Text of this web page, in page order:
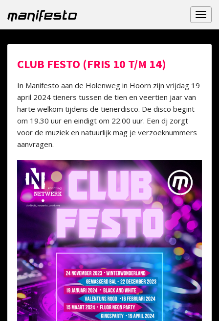
CLUB FESTO (FRIS 10 T/M 14)
In Manifesto aan de Holenweg in Hoorn zijn vrijdag 19
april 2024 tieners tussen de tien en veertien jaar van
harte welkom tijdens de tienerdisco. De disco begint
om 19.30 uur en eindigt om 22.00 uur. Een dj zorgt
voor de muziek en natuurlijk mag je verzoeknummers
aanvragen.